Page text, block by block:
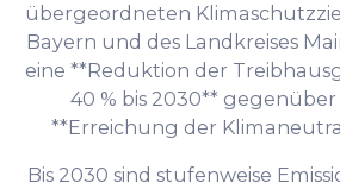
übergeordneten
Bayern und des Landkreises
eine **Reduktion der
40 % bis 2030** gegenüber
**Erreichung der
Bis 2030 sind stufenweise